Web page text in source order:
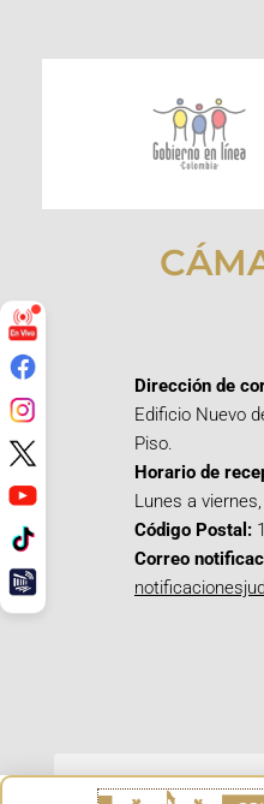
Dirección de
Edificio Nuevo
Piso.
Horario de
Lunes a
Código Postal:
Correo